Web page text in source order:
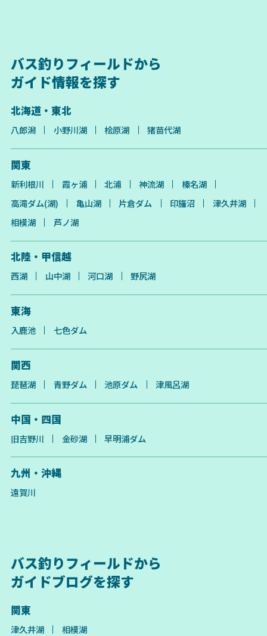
バス釣りフィールドから
ガイド情報を探す
北海道・東北
八郎潟 小野川湖 桧原湖 猪苗代湖
関東
新利根川 霞ヶ浦 北浦 神流湖
榛名湖
高滝ダム(湖)
亀山湖 片倉ダム 印旛沼
津久井湖
相模湖
芦ノ湖
北陸・甲信越
西湖 山中湖 河口湖 野尻湖
東海
入鹿池 七色ダム
関西
琵琶湖 青野ダム 池原ダム 津風呂湖
中国・四国
旧吉野川 金砂湖 早明浦ダム
九州・沖縄
遠賀川
バス釣りフィールドから
ガイドブログを探す
関東
津久井湖 相模湖